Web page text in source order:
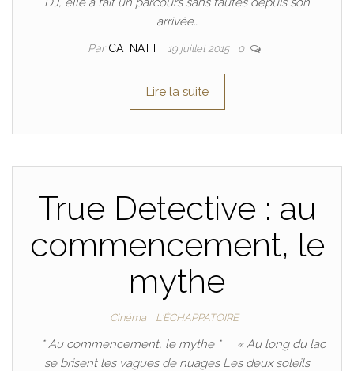
arrivée…
Par CATNATT 19 juillet 2015 0
Lire la suite
True Detective : au
commencement, le
mythe
Cinéma L'ÉCHAPPATOIRE
* Au commencement, le mythe * « Au long du lac
se brisent les vagues de nuages Les deux soleils